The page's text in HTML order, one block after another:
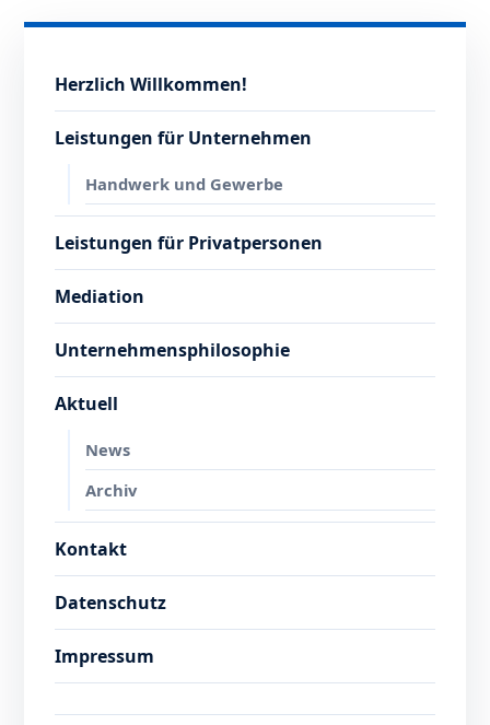
Herzlich Willkommen!
Leistungen für Unternehmen
Handwerk und Gewerbe
Leistungen für Privatpersonen
Mediation
Unternehmensphilosophie
Aktuell
News
Archiv
Kontakt
Datenschutz
Impressum